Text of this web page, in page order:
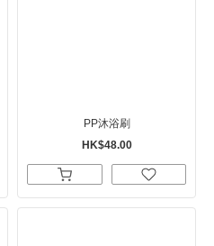
PP沐浴刷
HK$48.00